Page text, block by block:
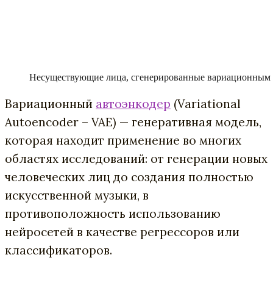
Несуществующие лица, сгенерированные вариационным
Вариационный автоэнкодер (Variational
Autoencoder – VAE) — генеративная модель,
которая находит применение во многих
областях исследований: от генерации новых
человеческих лиц до создания полностью
искусственной музыки, в
противоположность использованию
нейросетей в качестве регрессоров или
классификаторов.